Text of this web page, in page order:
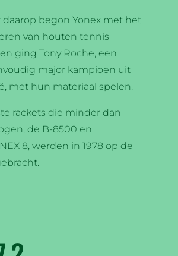
daarop begon Yonex met het
van houten tennis
ging Tony Roche, een
major kampioen uit
met hun materiaal spelen.
rackets die minder dan
de B-8500 en
8, werden in 1978 op de